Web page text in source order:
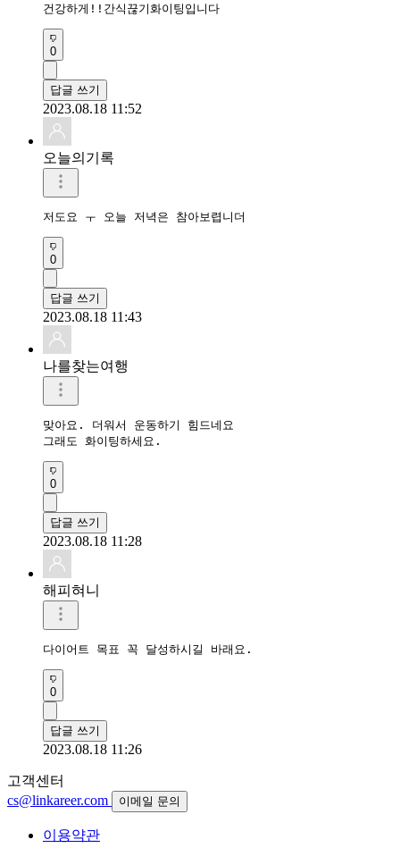
건강하게!!간식끊기화이팅입니다
0
답글 쓰기
2023.08.18 11:52
오늘의기록
저도요 ㅜ 오늘 저녁은 참아보렵니더
0
답글 쓰기
2023.08.18 11:43
나를찾는여행
맞아요. 더워서 운동하기 힘드네요
그래도 화이팅하세요.
0
답글 쓰기
2023.08.18 11:28
해피혀니
다이어트 목표 꼭 달성하시길 바래요.
0
답글 쓰기
2023.08.18 11:26
고객센터
cs@linkareer.com
이메일 문의
이용약관